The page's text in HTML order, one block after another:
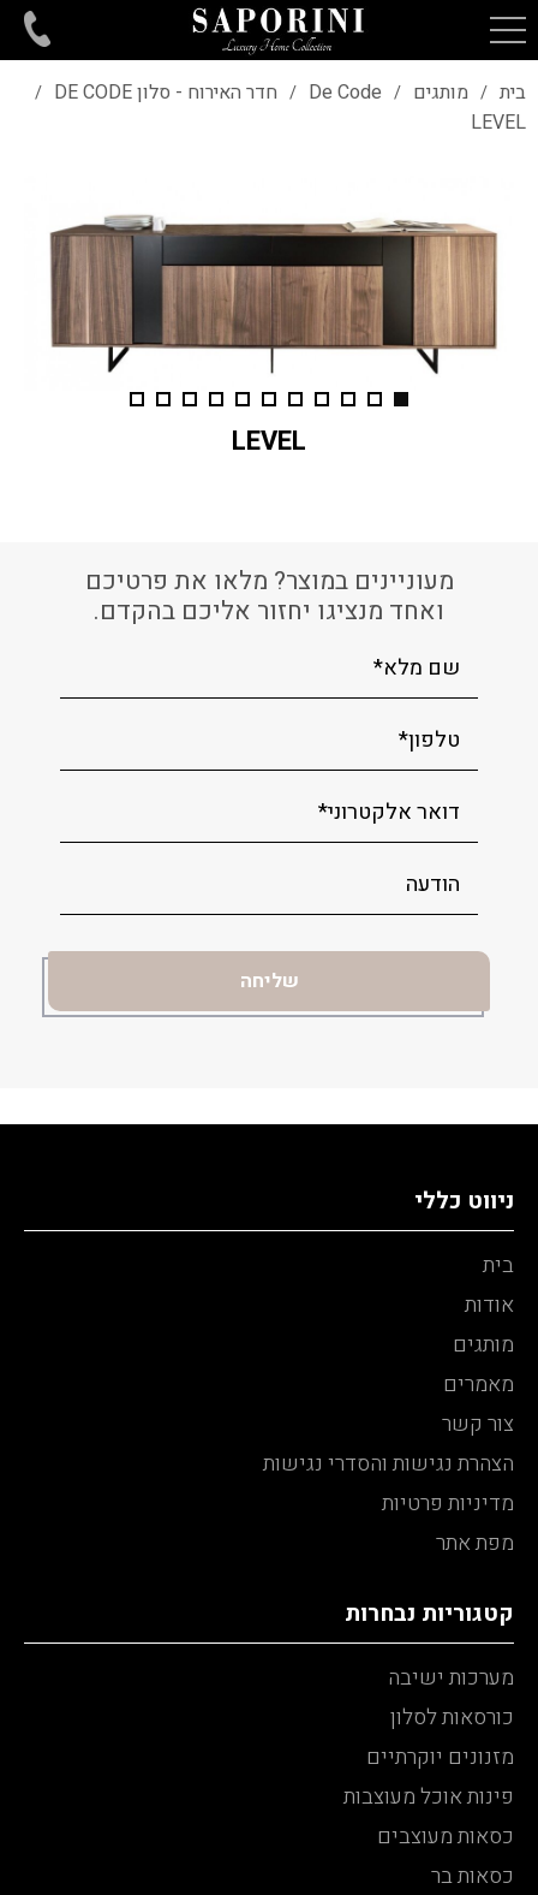
בית / מותגים /
De Code
/ חדר האירוח - סלון DE CODE /
LEVEL
LEVEL
מעוניינים במוצר? מלאו את פרטיכם
ואחד מנציגו יחזור אליכם בהקדם.
ניווט כללי
בית
אודות
מותגים
מאמרים
צור קשר
הצהרת נגישות והסדרי נגישות
מדיניות פרטיות
מפת אתר
קטגוריות נבחרות
מערכות ישיבה
כורסאות לסלון
מזנונים יוקרתיים
פינות אוכל מעוצבות
כסאות מעוצבים
כסאות בר